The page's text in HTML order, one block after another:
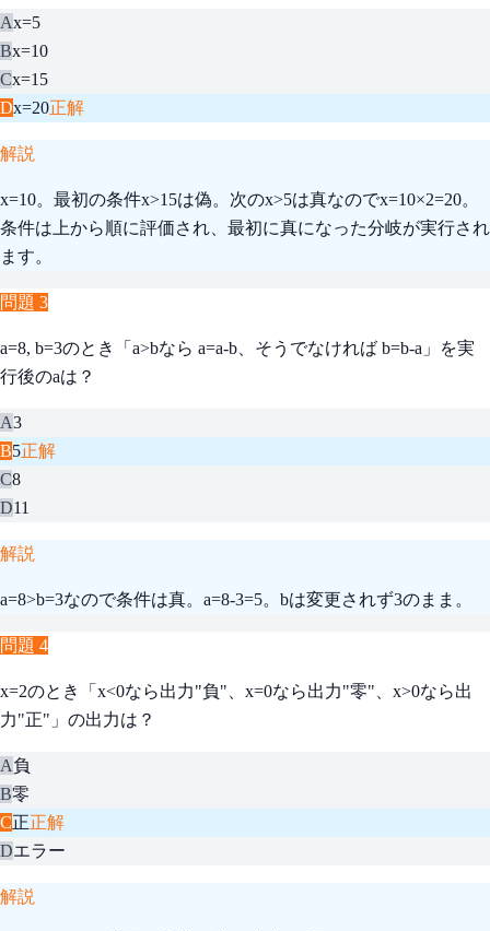
Ax=5
Bx=10
Cx=15
Dx=20正解
解説
x=10。最初の条件x>15は偽。次のx>5は真なのでx=10×2=20。
条件は上から順に評価され、最初に真になった分岐が実行され
ます。
問題 3
a=8, b=3のとき「a>bなら a=a-b、そうでなければ b=b-a」を実
行後のaは？
A3
B5正解
C8
D11
解説
a=8>b=3なので条件は真。a=8-3=5。bは変更されず3のまま。
問題 4
x=2のとき「x<0なら出力"負"、x=0なら出力"零"、x>0なら出
力"正"」の出力は？
A負
B零
C正正解
Dエラー
解説